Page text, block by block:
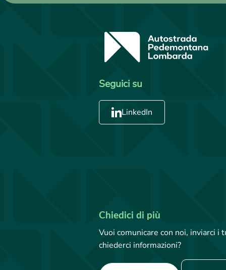
Seguici su
LinkedIn
Chiedici di più
Vuoi comunicare con noi, inviarci
chiederci informazioni?